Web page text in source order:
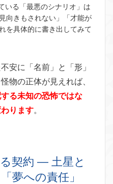
いる「最悪のシナリオ」は
向きもされない」「才能が
を具体的に書き出してみて
安に「名前」と「形」
物の正体が見えれば、
る未知の恐怖ではな
ります。
契約 — 土星と
夢への責任」